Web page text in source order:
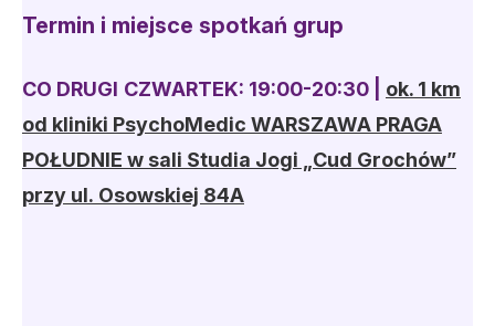
Termin i miejsce spotkań grup
CO DRUGI CZWARTEK: 19:00-20:30 | ok. 1 km
od kliniki PsychoMedic WARSZAWA PRAGA
POŁUDNIE w sali Studia Jogi „Cud Grochów”
przy ul. Osowskiej 84A